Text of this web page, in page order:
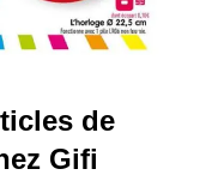
de
Gifi